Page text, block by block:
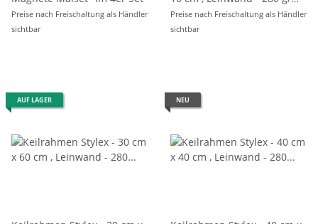
Preise nach Freischaltung als Händler
sichtbar
, eingeschweißt
Preise nach Freischaltung als Händler
sichtbar
AUF LAGER NEU